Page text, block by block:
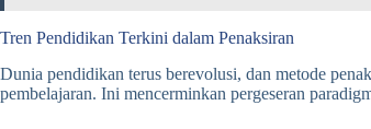
Tren Pendidikan Terkini dalam Penaksiran
Dunia pendidikan terus berevolusi, dan metode
pembelajaran. Ini mencerminkan pergeseran